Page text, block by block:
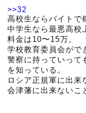
>>32
高校生ならバイトで
中学生なら最悪高校
料金は10〜15万。
学校教育委員会がで
警察に持っていって
を知っている。
ロシア正規軍に出来
会津藩に出来ないこ